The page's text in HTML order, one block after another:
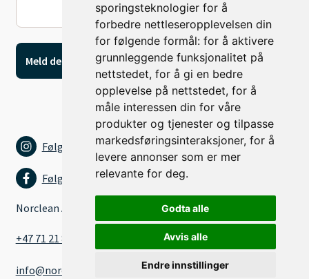
sporingsteknologier for å
forbedre nettleseropplevelsen din
for følgende formål: for å aktivere
grunnleggende funksjonalitet på
nettstedet, for å gi en bedre
opplevelse på nettstedet, for å
måle interessen din for våre
produkter og tjenester og tilpasse
markedsføringsinteraksjoner, for å
levere annonser som er mer
relevante for deg.
Godta alle
Avvis alle
Endre innstillinger
Følg oss på Instagram
Følg oss på Facebook
Norclean AS
+47 71 21 80 15
info@norclean.as